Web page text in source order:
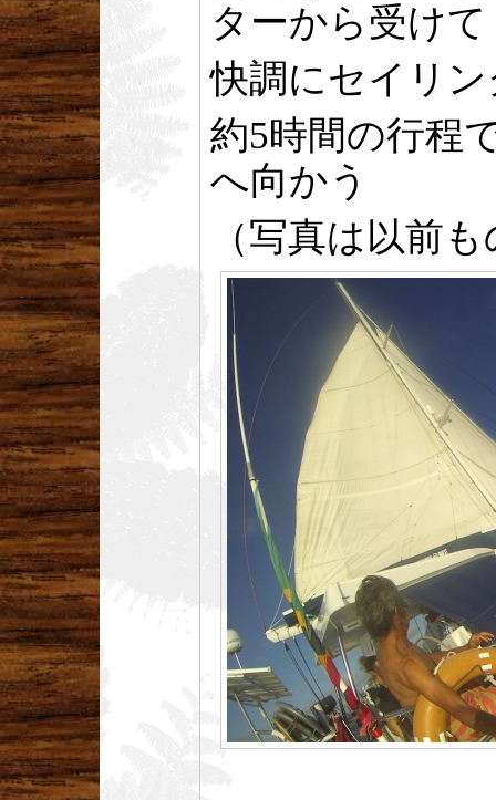
ターから受けて
快調にセイリン
約5時間の行程
へ向かう
（写真は以前